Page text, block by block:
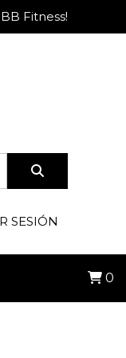
Fitness!
SESIÓN
0